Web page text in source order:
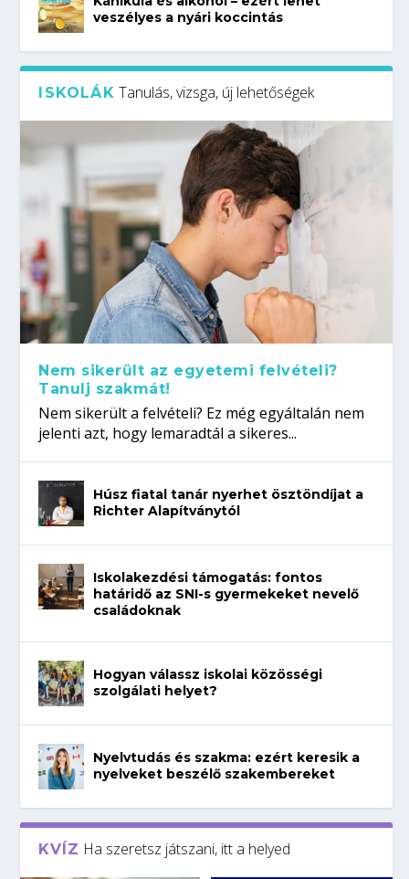
veszélyes a nyári koccintás
ISKOLÁK Tanulás, vizsga, új lehetőségek
Nem sikerült az egyetemi felvételi?
Tanulj szakmát!
Nem sikerült a felvételi? Ez még egyáltalán nem
jelenti azt, hogy lemaradtál a sikeres...
Húsz fiatal tanár nyerhet ösztöndíjat a
Richter Alapítványtól
Iskolakezdési támogatás: fontos
határidő az SNI-s gyermekeket nevelő
családoknak
Hogyan válassz iskolai közösségi
szolgálati helyet?
Nyelvtudás és szakma: ezért keresik a
nyelveket beszélő szakembereket
KVÍZ Ha szeretsz játszani, itt a helyed